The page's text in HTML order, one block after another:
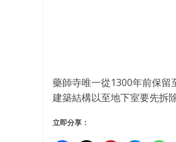
藥師寺唯一從1300年前保
建築結構以至地下室要先拆
立即分享：